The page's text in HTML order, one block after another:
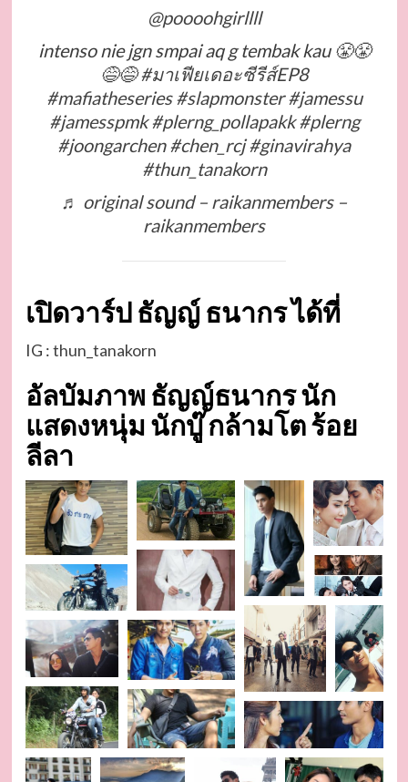
@poooohgirllll
intenso nie jgn smpai aq g tembak kau 😤😤
😅😅#มาเฟียเดอะซีรีส์EP8
#mafiatheseries #slapmonster #jamessu
#jamesspmk #plerng_pollapakk #plerng
#joongarchen #chen_rcj #ginavirahya
#thun_tanakorn
♬ original sound – raikanmembers –
raikanmembers
เปิดวาร์ป ธัญญ์ ธนากร ได้ที่
IG :thun_tanakorn
อัลบัมภาพ ธัญญ์ธนากร นัก
แสดงหนุ่ม นักบู๊ กล้ามโต ร้อย
ลีลา